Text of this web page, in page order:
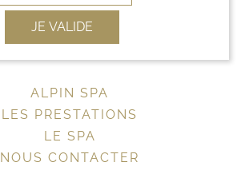
JE VALIDE
ALPIN SPA
LES PRESTATIONS
LE SPA
NOUS CONTACTER